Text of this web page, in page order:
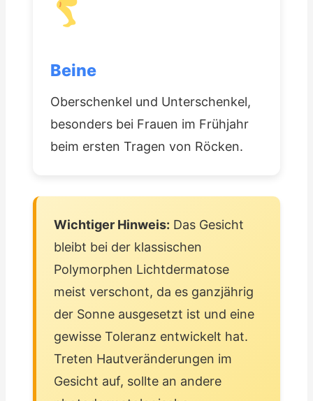
Beine
Oberschenkel und Unterschenkel,
besonders bei Frauen im Frühjahr
beim ersten Tragen von Röcken.
Wichtiger Hinweis: Das Gesicht
bleibt bei der klassischen
Polymorphen Lichtdermatose
meist verschont, da es ganzjährig
der Sonne ausgesetzt ist und eine
gewisse Toleranz entwickelt hat.
Treten Hautveränderungen im
Gesicht auf, sollte an andere